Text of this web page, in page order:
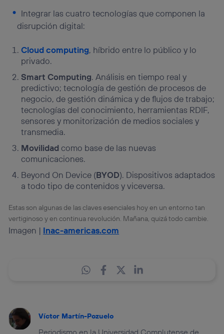
Integrar las cuatro tecnologías que componen la
disrupción digital:
Cloud computing, híbrido entre lo público y lo
privado.
Smart Computing. Análisis en tiempo real y
predictivo; tecnología de gestión de procesos de
negocio, de gestión dinámica y de flujos de trabajo;
tecnologías del conocimiento, herramientas RDIF,
sensores y monitorización de medios sociales y
transmedia.
Movilidadcomo base de las nuevas
comunicaciones.
Beyond On Device (BYOD). Dispositivos adaptados
a todo tipo de contenidos y viceversa.
Estas son algunas de las claves esenciales hoy en un entorno tan
vertiginoso y en continua revolución. Mañana, quizá todo cambie.
Imagen | Inac-americas.com
Víctor Martín-Pozuelo